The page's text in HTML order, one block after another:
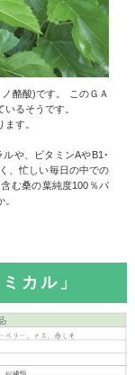
酪酸)です。 このＧＡ
るそうです。
す。
や、ビタミンAやB1･
、忙しい毎日の中での
む桑の葉純度100％パ
カル」